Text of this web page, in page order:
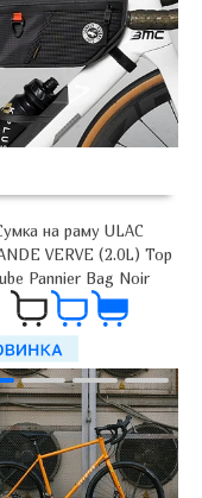
на раму ULAC
VERVE (2.0L) Top
Pannier Bag Noir
4 200₽